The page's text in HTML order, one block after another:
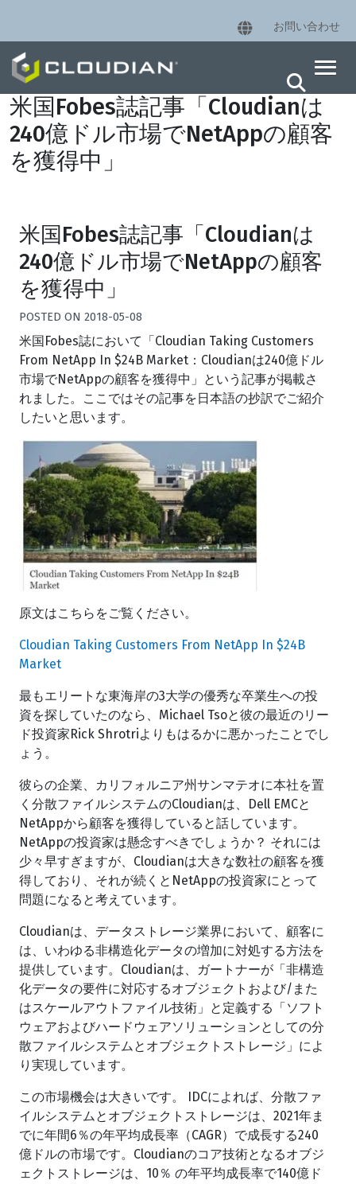
お問い合わせ
米国Fobes誌記事「Cloudianは
240億ドル市場でNetAppの顧客
を獲得中」
米国Fobes誌記事「Cloudianは
240億ドル市場でNetAppの顧客
を獲得中」
POSTEDON2018-05-08
米国Fobes誌において「Cloudian Taking Customers
From NetApp In $24B Market：Cloudianは240億ドル
市場でNetAppの顧客を獲得中」という記事が掲載さ
れました。ここではその記事を日本語の抄訳でご紹介
したいと思います。
原文はこちらをご覧ください。
Cloudian Taking Customers From NetApp In $24B
Market
最もエリートな東海岸の3大学の優秀な卒業生への投
資を探していたのなら、Michael Tsoと彼の最近のリー
ド投資家Rick Shrotriよりもはるかに悪かったことでし
ょう。
彼らの企業、カリフォルニア州サンマテオに本社を置
く分散ファイルシステムのCloudianは、Dell EMCと
NetAppから顧客を獲得していると話しています。
NetAppの投資家は懸念すべきでしょうか？ それには
少々早すぎますが、Cloudianは大きな数社の顧客を獲
得しており、それが続くとNetAppの投資家にとって
問題になると考えています。
Cloudianは、データストレージ業界において、顧客に
は、いわゆる非構造化データの増加に対処する方法を
提供しています。Cloudianは、ガートナーが「非構造
化データの要件に対応するオブジェクトおよび/また
はスケールアウトファイル技術」と定義する「ソフト
ウェアおよびハードウェアソリューションとしての分
散ファイルシステムとオブジェクトストレージ」によ
り実現しています。
この市場機会は大きいです。 IDCによれば、分散ファ
イルシステムとオブジェクトストレージは、2021年ま
でに年間6％の年平均成長率（CAGR）で成長する240
億ドルの市場です。Cloudianのコア技術となるオブジ
ェクトストレージは、10％ の年平均成長率で140億ド